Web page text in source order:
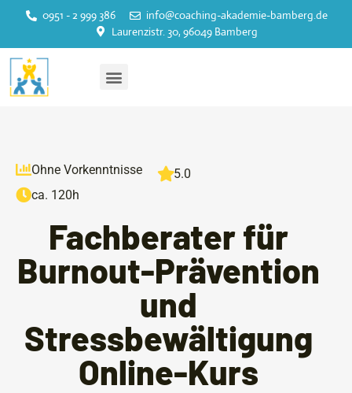
springen0951 - 2 999 386
info@coaching-akademie-bamberg.de
Laurenzistr. 30, 96049 Bamberg
Ohne Vorkenntnisse
5.0
ca. 120h
Fachberater für
Burnout-Prävention
und
Stressbewältigung
Online-Kurs